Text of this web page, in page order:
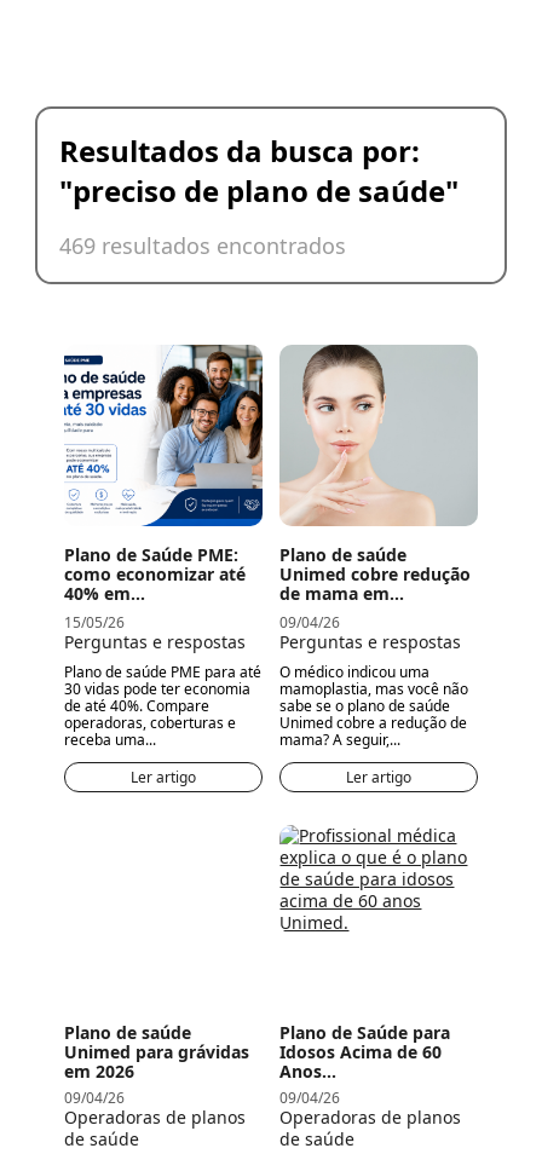
Resultados da busca por:
"preciso de plano de saúde"
469 resultados encontrados
Plano de Saúde PME:
como economizar até
40% em...
15/05/26
Perguntas e respostas
Plano de saúde PME para até
30 vidas pode ter economia
de até 40%. Compare
operadoras, coberturas e
receba uma...
Ler artigo
Plano de saúde
Unimed cobre redução
de mama em...
09/04/26
Perguntas e respostas
O médico indicou uma
mamoplastia, mas você não
sabe se o plano de saúde
Unimed cobre a redução de
mama? A seguir,...
Ler artigo
Plano de saúde
Unimed para grávidas
em 2026
09/04/26
Operadoras de planos
de saúde
Plano de Saúde para
Idosos Acima de 60
Anos...
09/04/26
Operadoras de planos
de saúde